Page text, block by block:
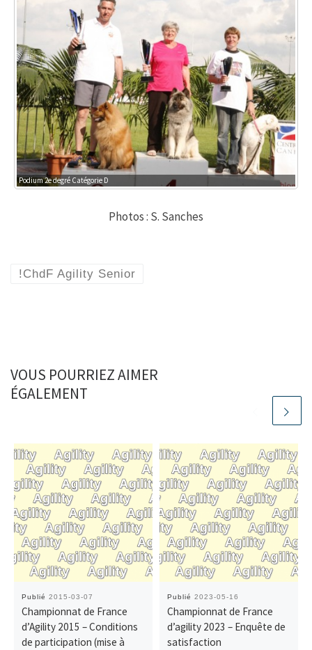
Podium 2e degré Catégorie D
Photos : S. Sanches
!ChdF Agility Senior
VOUS POURRIEZ AIMER
ÉGALEMENT
Publié 2015-03-07
Championnat de France
d’Agility 2015 – Conditions
de participation (mise à
Publié 2023-05-16
Championnat de France
d’agility 2023 – Enquête de
satisfaction